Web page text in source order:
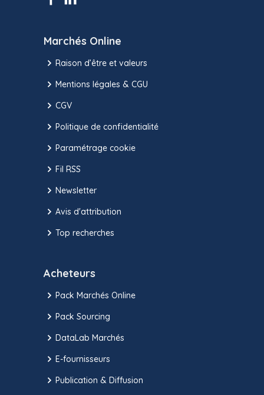
Marchés Online
Raison d’être et valeurs
Mentions légales & CGU
CGV
Politique de confidentialité
Paramétrage cookie
Fil RSS
Newsletter
Avis d'attribution
Top recherches
Acheteurs
Pack Marchés Online
Pack Sourcing
DataLab Marchés
E-fournisseurs
Publication & Diffusion